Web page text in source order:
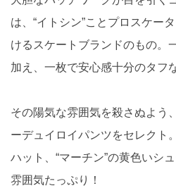
は、“イトシン”ことプロスケー
けるスケートブランドのもの。
加え、一枚で安心感十分のタフ
その陽気な雰囲気を殺さぬよう
ーデュイロイパンツをセレクト
ハット、“マーチン”の黄色いシ
雰囲気たっぷり！